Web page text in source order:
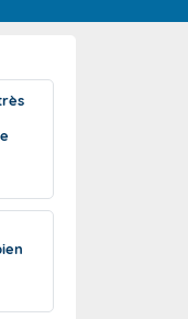
à J+7
l'échelle